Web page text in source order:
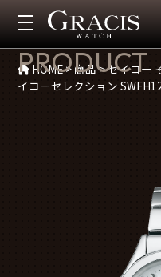
商品紹介
PRODUCT
HOME>商品>セイコー
イコーセレクション